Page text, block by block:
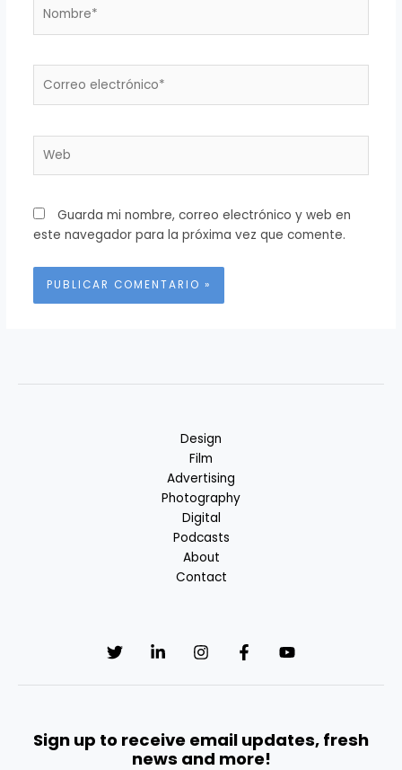
electrónico*
Guarda mi nombre, correo electrónico y web en
este navegador para la próxima vez que comente.
Design
Film
Advertising
Photography
Digital
Podcasts
About
Contact
Sign up to receive email updates, fresh
news and more!